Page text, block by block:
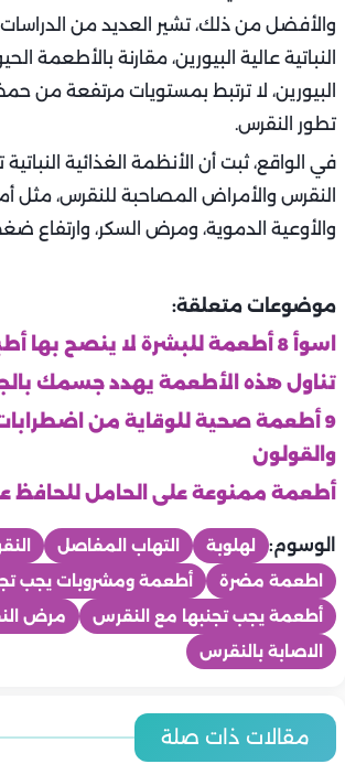
والأفضل من ذلك، تشير العديد من
النباتية عالية البيورين، مقارنة بالأطعمة
البيورين، لا ترتبط بمستويات مرتفعة من
تطور النقرس.
في الواقع، ثبت أن الأنظمة الغذائية
النقرس والأمراض المصاحبة للنقرس، مثل
والأوعية الدموية، ومرض السكر، وارتفاع
موضوعات متعلقة:
اسوأ 8 أطعمة للبشرة لا ينصح بها أطباء الجلدية
تناول هذه الأطعمة يهدد جسمك
9 أطعمة صحية للوقاية من
والقولون
أطعمة ممنوعة على الحامل للحافظ
الوسوم: لهلوبة التهاب المفاصل
اطعمة مضرة
أطعمة ومشروبات يجب
أطعمة يجب تجنبها مع النقرس
مرض
الاصابة بالنقرس
مقالات ذات صلة
7 معلومات مهمة عن فيروس هانتا.. كل ما يجب
صحة
صحة
صحة
صحة